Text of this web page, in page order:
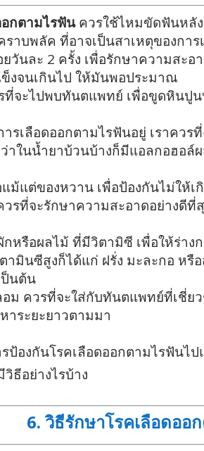
กตามไรฟันควรใช้ไหมขัดฟันหลัง
ราบพลัค ที่อาจเป็นสาเหตุของกา
วันละ 2 ครั้ง เพื่อรักษาความสะอ
งจนเกินไป ให้มันพอประมาณ
ที่จะไปพบทันตแพทย์ เพื่อขูดหินปู
รเลือดออกตามไรฟันอยู่ เราคว
ว่าในน้ำยาบ้วนบ้างก็มีแอลกอฮอล์
ม้แต่ของหวาน เพื่อป้องกันไม่ให้เ
รที่จะรักษาความสะอาดอย่างดีที่
หรือผลไม้ ที่มีวิตามิซี เพื่อให้ร่า
ามินซีสูงก็ได้แก่ ฝรั่ง มะละกอ ห
ป็นต้น
ม ควรที่จะใส่กับทันตแพทย์ที่เชี่ย
ระยะยาวตามมา
ป้องกันโรคเลือดออกตามไรฟันไ
ธีอย่างไรบ้าง
6. วิธีรักษาโรคเลือดออ